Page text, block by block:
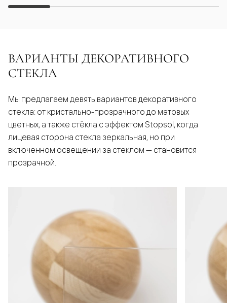
ВАРИАНТЫ ДЕКОРАТИВНОГО
СТЕКЛА
Мы предлагаем девять вариантов декоративного
стекла: от кристально-прозрачного до матовых
цветных, а также стёкла с эффектом Stopsol, когда
лицевая сторона стекла зеркальная, но при
включенном освещении за стеклом — становится
прозрачной.